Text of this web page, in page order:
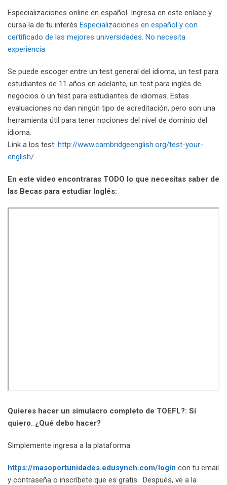
Especializaciones online en español. Ingresa en este enlace y
cursa la de tu interés Especializaciones en español y con
certificado de las mejores universidades. No necesita
experiencia
Se puede escoger entre un test general del idioma, un test para
estudiantes de 11 años en adelante, un test para inglés de
negocios o un test para estudiantes de idiomas. Estas
evaluaciones no dan ningún tipo de acreditación, pero son una
herramienta útil para tener nociones del nivel de dominio del
idioma.
Link a los test: http://www.cambridgeenglish.org/test-your-
english/
En este video encontraras TODO lo que necesitas saber de
las Becas para estudiar Inglés:
Quieres hacer un simulacro completo de TOEFL?: Sí
quiero. ¿Qué debo hacer?
Simplemente ingresa a la plataforma:
https://masoportunidades.edusynch.com/login con tu email
y contraseña o inscríbete que es gratis. Después, ve a la